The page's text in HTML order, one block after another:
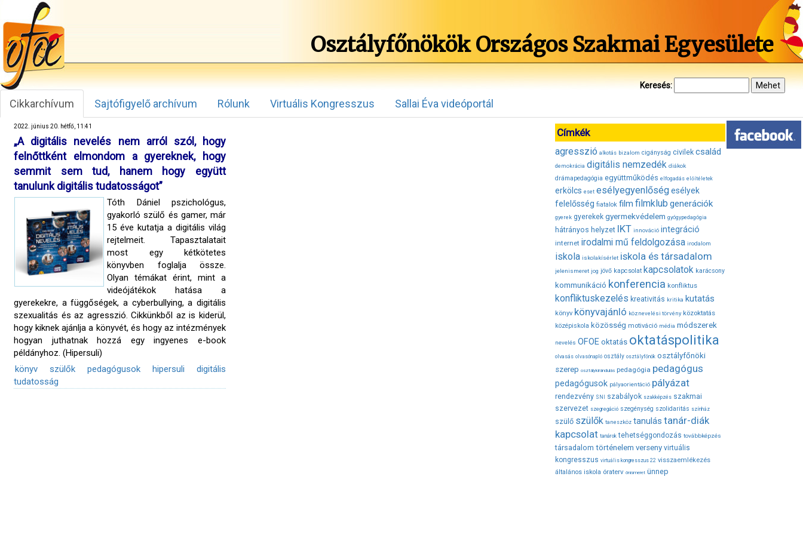
Osztályfőnökök Országos Szakmai Egyesülete
Keresés:
Cikkarchívum Sajtófigyelő archívum Rólunk Virtuális Kongresszus Sallai Éva videóportál
2022. június 20. hétfő, 11:41
„A digitális nevelés nem arról szól, hogy
felnőttként elmondom a gyereknek, hogy
semmit sem tud, hanem hogy együtt
tanulunk digitális tudatosságot”
Tóth Dániel pszichológus,
gyakorló szülő és gamer, már
15 éve kutatja a digitális világ
rejtelmeit. Tapasztalatait
most egy kétkötetes
könyvben foglalja össze.
Olyan témákat érint, mint a
videójátékok hatása a
gyerekekre, a függőségek, a cyberbullying, a digitális
szexualitás és az agresszió. Cikkünkből az is kiderül,
hogy kiknek ajánlja a könyvét, és hogy az intézmények
hogyan juthatnak hozzá egy ingyenes e-book
példányhoz. (Hipersuli)
könyv
szülők pedagógusok hipersuli
digitális
tudatosság
Címkék
agresszió alkotás bizalom cigányság civilek család
demokrácia digitális nemzedék diákok
drámapedagógia együttműködés elfogadás előítéletek
erkölcs eset esélyegyenlőségesélyek
felelősség fiatalok film filmklub generációk
gyerek gyerekek gyermekvédelem gyógypedagógia
hátrányos helyzet IKT innováció integráció
internet irodalmi mű feldolgozása irodalom
iskola iskolakísérlet iskola és társadalom
jelenismeret jog jövő kapcsolat kapcsolatok karácsony
kommunikáció konferencia konfliktus
konfliktuskezelés kreativitás kritika kutatás
könyv könyvajánló köznevelési törvény közoktatás
középiskola közösség motiváció média módszerek
nevelés OFOE oktatás oktatáspolitika
olvasás olvasónapló osztály osztályfőnök osztályfőnöki
szerep osztálykirándulás pedagógia pedagógus
pedagógusok pályaorientáció pályázat
rendezvény SNI szabályok szakképzés szakmai
szervezet szegregáció szegénység szolidaritás színház
szülő szülők taneszköz tanulás tanár-diák
kapcsolat tanárok tehetséggondozás továbbképzés
társadalom történelem verseny virtuális
kongresszus virtuális kongresszus 22 visszaemlékezés
általános iskola óraterv önismeret ünnep